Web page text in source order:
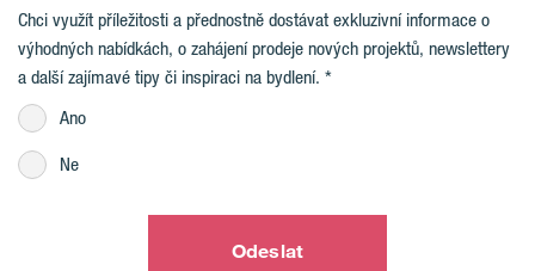
Chci využít příležitosti a přednostně dostávat exkluzivní informace o
výhodných nabídkách, o zahájení prodeje nových projektů, newslettery
a další zajímavé tipy či inspiraci na bydlení.
Ano
Ne
Odeslat